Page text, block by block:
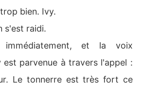
bien. Ivy.
s'est raidi.
et la voix
parvenue à travers l'appel :
Le tonnerre est très fort ce